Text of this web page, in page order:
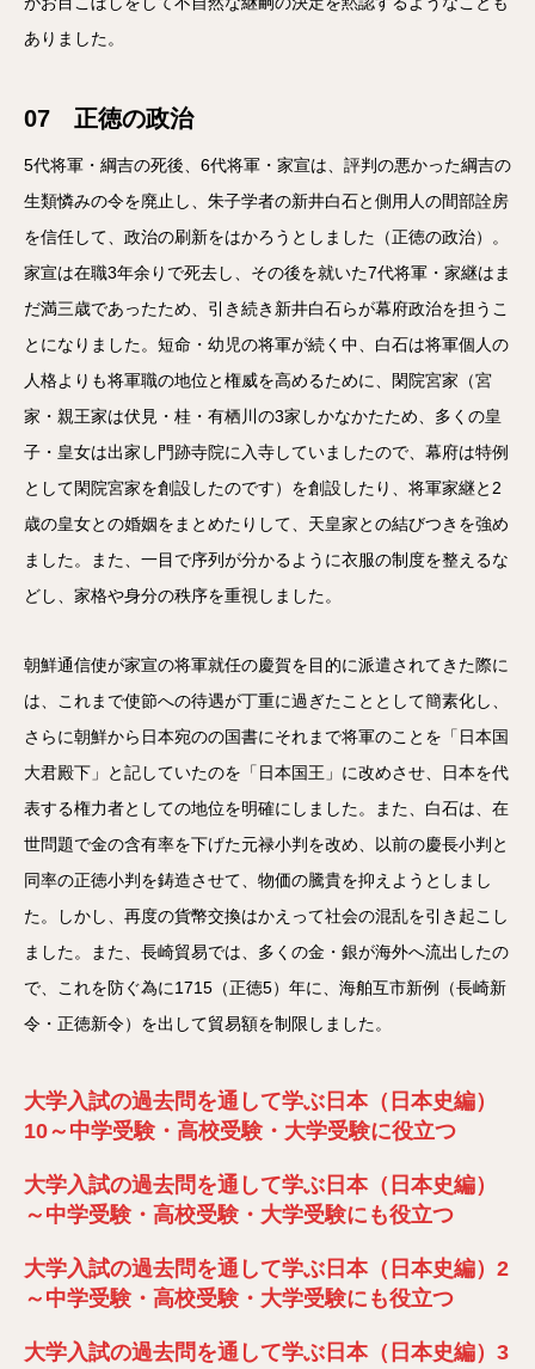
ありました。
07 正徳の政治
5代将軍・綱吉の死後、6代将軍・家宣は、評判の悪かった綱吉の
生類憐みの令を廃止し、朱子学者の新井白石と側用人の間部詮房
を信任して、政治の刷新をはかろうとしました（正徳の政治）。
家宣は在職3年余りで死去し、その後を就いた7代将軍・家継はま
だ満三歳であったため、引き続き新井白石らが幕府政治を担うこ
とになりました。短命・幼児の将軍が続く中、白石は将軍個人の
人格よりも将軍職の地位と権威を高めるために、閑院宮家（宮
家・親王家は伏見・桂・有栖川の3家しかなかたため、多くの皇
子・皇女は出家し門跡寺院に入寺していましたので、幕府は特例
として閑院宮家を創設したのです）を創設したり、将軍家継と2
歳の皇女との婚姻をまとめたりして、天皇家との結びつきを強め
ました。また、一目で序列が分かるように衣服の制度を整えるな
どし、家格や身分の秩序を重視しました。
朝鮮通信使が家宣の将軍就任の慶賀を目的に派遣されてきた際に
は、これまで使節への待遇が丁重に過ぎたこととして簡素化し、
さらに朝鮮から日本宛のの国書にそれまで将軍のことを「日本国
大君殿下」と記していたのを「日本国王」に改めさせ、日本を代
表する権力者としての地位を明確にしました。また、白石は、在
世問題で金の含有率を下げた元禄小判を改め、以前の慶長小判と
同率の正徳小判を鋳造させて、物価の騰貴を抑えようとしまし
た。しかし、再度の貨幣交換はかえって社会の混乱を引き起こし
ました。また、長崎貿易では、多くの金・銀が海外へ流出したの
で、これを防ぐ為に1715（正徳5）年に、海舶互市新例（長崎新
令・正徳新令）を出して貿易額を制限しました。
大学入試の過去問を通して学ぶ日本（日本史編）
10～中学受験・高校受験・大学受験に役立つ
大学入試の過去問を通して学ぶ日本（日本史編）
～中学受験・高校受験・大学受験にも役立つ
大学入試の過去問を通して学ぶ日本（日本史編）2
～中学受験・高校受験・大学受験にも役立つ
大学入試の過去問を通して学ぶ日本（日本史編）3